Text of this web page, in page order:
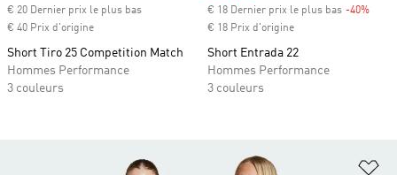
€ 20 Dernier prix le plus bas
€ 40 Prix d'origine
Short Tiro 25 Competition Match
Hommes Performance
3 couleurs
€ 18 Dernier prix le plus bas -40%
€ 18 Prix d'origine
Short Entrada 22
Hommes Performance
3 couleurs